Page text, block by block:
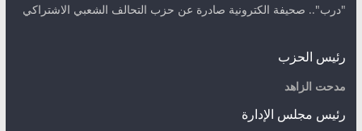
"درب".. صحيفة الكترونية صادرة عن حزب التحالف الشعبي الاشتراكي
رئيس الحزب
مدحت الزاهد
رئيس مجلس الإدارة